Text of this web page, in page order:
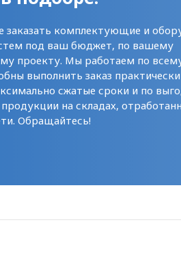
заказать комплектующие и
под ваш бюджет, по вашему
проекту. Мы работаем по
выполнить заказ
сжатые сроки и по
продукции на складах,
Обращайтесь!